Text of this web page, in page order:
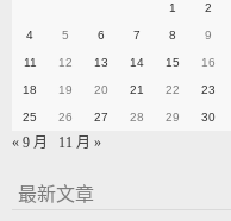
1 2
4 5 6 7 8 9
11 12 13 14 15 16
18 19 20 21 22 23
25 26 27 28 29 30
« 9 月 11 月 »
最新文章